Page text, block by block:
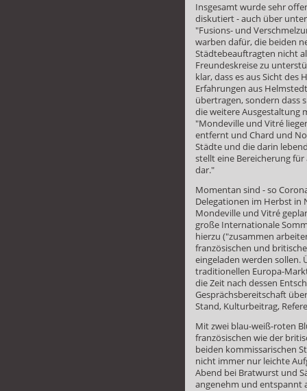
Insgesamt wurde sehr
diskutiert - auch über
"Fusions- und
warben dafür, die beiden
Städtebeauftragten nicht
Freundeskreise zu
klar, dass es aus Sicht des
Erfahrungen aus
übertragen, sondern dass
die weitere Ausgestaltung
"Mondeville und Vitré
entfernt und Chard und
Städte und die darin
stellt eine Bereicherung
dar."
Momentan sind - so
Delegationen im Herbst
Mondeville und Vitré
große Internationale
hierzu ("zusammen
französischen und
eingeladen werden sollen.
traditionellen Europa-
die Zeit nach dessen
Gesprächsbereitschaft
Stand, Kulturbeitrag,
Mit zwei blau-weiß-roten
französischen wie der
beiden kommissarischen
nicht immer nur leichte
Abend bei Bratwurst und
angenehm und entspannt